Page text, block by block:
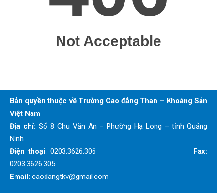
Bản quyền thuộc về Trường Cao đẳng Than – Khoáng Sản
Việt Nam
Địa chỉ: Số 8 Chu Văn An – Phường Hạ Long – tỉnh Quảng
Ninh
Điện thoại: 0203.3626.306 Fax:
0203.3626.305.
Email: caodangtkv@gmail.com